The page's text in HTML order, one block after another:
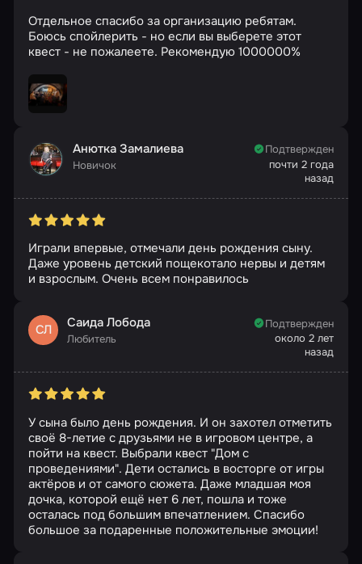
Отдельное спасибо за организацию ребятам.
Боюсь спойлерить - но если вы выберете этот
квест - не пожалеете. Рекомендую 1000000%
Анютка Замалиева
Новичок
Подтвержден
почти 2 года
назад
Играли впервые, отмечали день рождения сыну.
Даже уровень детский пощекотало нервы и детям
и взрослым. Очень всем понравилось
СЛ Саида Лобода
Любитель
Подтвержден
около 2 лет
назад
У сына было день рождения. И он захотел отметить
своё 8-летие с друзьями не в игровом центре, а
пойти на квест. Выбрали квест "Дом с
проведениями". Дети остались в восторге от игры
актёров и от самого сюжета. Даже младшая моя
дочка, которой ещё нет 6 лет, пошла и тоже
осталась под большим впечатлением. Спасибо
большое за подаренные положительные эмоции!